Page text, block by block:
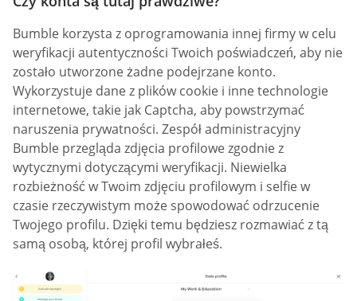
Bumble korzysta z oprogramowania innej firmy w celu
weryfikacji autentyczności Twoich poświadczeń, aby nie
zostało utworzone żadne podejrzane konto.
Wykorzystuje dane z plików cookie i inne technologie
internetowe, takie jak Captcha, aby powstrzymać
naruszenia prywatności. Zespół administracyjny
Bumble przegląda zdjęcia profilowe zgodnie z
wytycznymi dotyczącymi weryfikacji. Niewielka
rozbieżność w Twoim zdjęciu profilowym i selfie w
czasie rzeczywistym może spowodować odrzucenie
Twojego profilu. Dzięki temu będziesz rozmawiać z tą
samą osobą, której profil wybrałeś.